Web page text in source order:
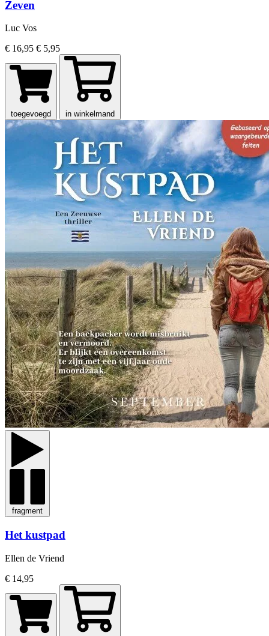
Zeven
Luc Vos
€ 16,95 € 5,95
toegevoegd in winkelmand
fragment
Het kustpad
Ellen de Vriend
€ 14,95